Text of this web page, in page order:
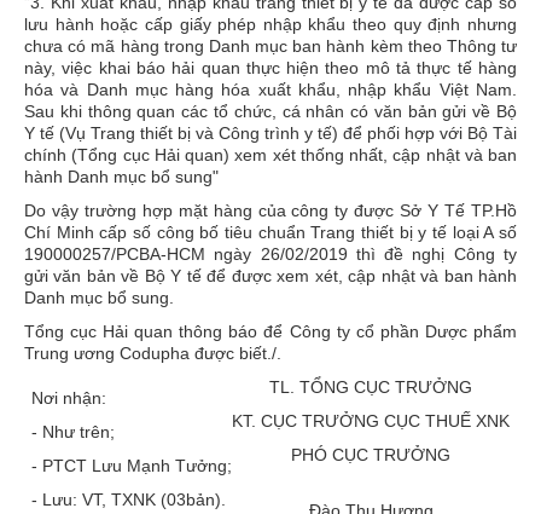
lưu hành hoặc cấp giấy phép nhập khẩu theo quy định nhưng
chưa có mã hàng trong Danh mục ban hành kèm theo Thông tư
này, việc khai báo hải quan thực hiện theo mô tả thực tế hàng
hóa và Danh mục hàng hóa xuất khẩu, nhập khẩu Việt Nam.
Sau khi thông quan các tổ chức, cá nhân có văn bản gửi về Bộ
Y tế (Vụ Trang thiết bị và Công trình y tế) để phối hợp với Bộ Tài
chính (Tổng cục Hải quan) xem xét thống nhất, cập nhật và ban
hành Danh mục bổ sung"
Do vậy trường hợp mặt hàng của công ty được Sở Y Tế TP.Hồ
Chí Minh cấp số công bố tiêu chuẩn Trang thiết bị y tế loại A số
190000257/PCBA-HCM ngày 26/02/2019 thì đề nghị Công ty
gửi văn bản về Bộ Y tế để được xem xét, cập nhật và ban hành
Danh mục bổ sung.
Tổng cục Hải quan thông báo để Công ty cổ phần Dược phẩm
Trung ương Codupha được biết./.
Nơi nhận:
- Như trên;
- PTCT Lưu Mạnh Tưởng;
- Lưu: VT, TXNK (03bản).
TL. TỔNG CỤC TRƯỞNG
KT. CỤC TRƯỞNG CỤC THUẾ XNK
PHÓ CỤC TRƯỞNG